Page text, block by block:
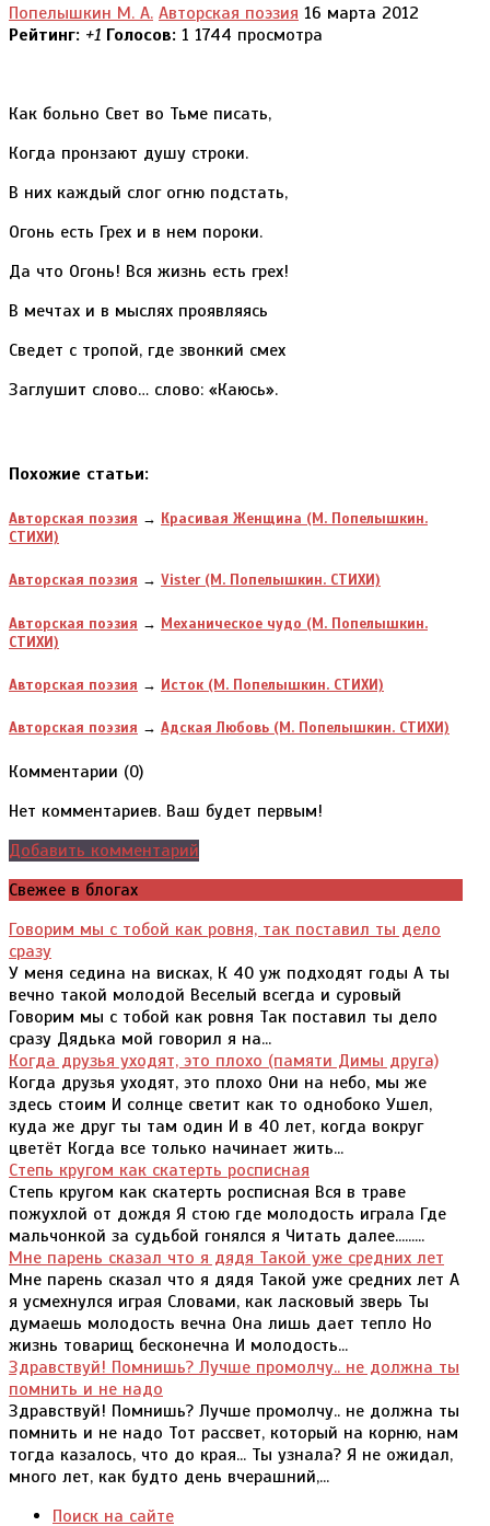
Попелышкин М. А. Авторская поэзия 16 марта 2012
Рейтинг: +1 Голосов: 1 1744 просмотра
Как больно Свет во Тьме писать,
Когда пронзают душу строки.
В них каждый слог огню подстать,
Огонь есть Грех и в нем пороки.
Да что Огонь! Вся жизнь есть грех!
В мечтах и в мыслях проявляясь
Сведет с тропой, где звонкий смех
Заглушит слово… слово: «Каюсь».
Похожие статьи:
Авторская поэзия → Красивая Женщина (М. Попелышкин.
СТИХИ)
Авторская поэзия → Vister (М. Попелышкин. СТИХИ)
Авторская поэзия → Механическое чудо (М. Попелышкин.
СТИХИ)
Авторская поэзия → Исток (М. Попелышкин. СТИХИ)
Авторская поэзия → Адская Любовь (М. Попелышкин. СТИХИ)
Комментарии (0)
Нет комментариев. Ваш будет первым!
Добавить комментарий
Свежее в блогах
Говорим мы с тобой как ровня, так поставил ты дело
сразу
У меня седина на висках, К 40 уж подходят годы А ты
вечно такой молодой Веселый всегда и суровый
Говорим мы с тобой как ровня Так поставил ты дело
сразу Дядька мой говорил я на...
Когда друзья уходят, это плохо (памяти Димы друга)
Когда друзья уходят, это плохо Они на небо, мы же
здесь стоим И солнце светит как то однобоко Ушел,
куда же друг ты там один И в 40 лет, когда вокруг
цветёт Когда все только начинает жить...
Степь кругом как скатерть росписная
Степь кругом как скатерть росписная Вся в траве
пожухлой от дождя Я стою где молодость играла Где
мальчонкой за судьбой гонялся я Читать далее.........
Мне парень сказал что я дядя Такой уже средних лет
Мне парень сказал что я дядя Такой уже средних лет А
я усмехнулся играя Словами, как ласковый зверь Ты
думаешь молодость вечна Она лишь дает тепло Но
жизнь товарищ бесконечна И молодость...
Здравствуй! Помнишь? Лучше промолчу.. не должна ты
помнить и не надо
Здравствуй! Помнишь? Лучше промолчу.. не должна ты
помнить и не надо Тот рассвет, который на корню, нам
тогда казалось, что до края... Ты узнала? Я не ожидал,
много лет, как будто день вчерашний,...
Поиск на сайте